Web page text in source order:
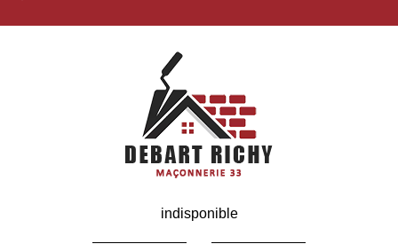
indisponible